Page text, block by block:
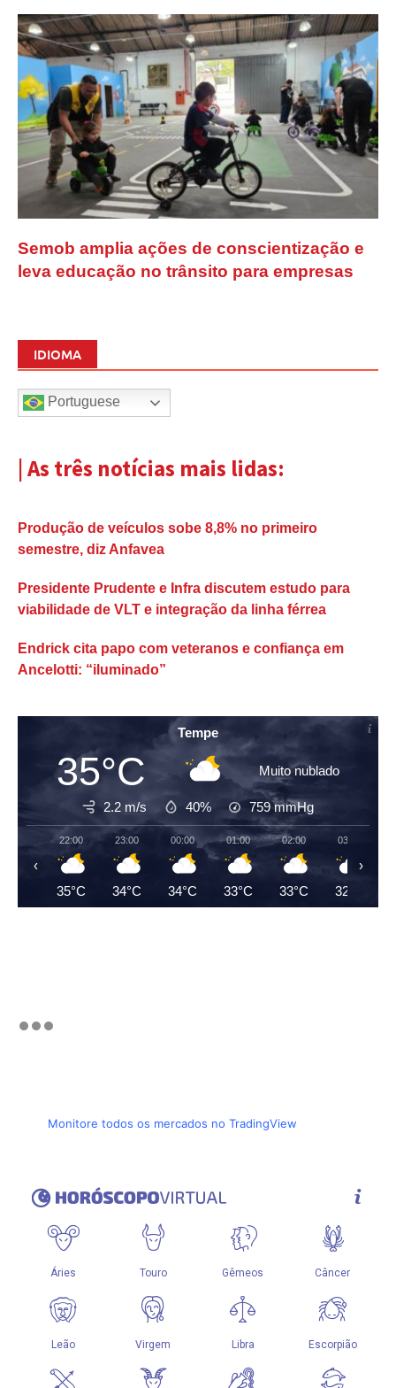
Semob amplia ações de conscientização e
leva educação no trânsito para empresas
IDIOMA
Portuguese
| As três notícias mais lidas:
Produção de veículos sobe 8,8% no primeiro
semestre, diz Anfavea
Presidente Prudente e Infra discutem estudo para
viabilidade de VLT e integração da linha férrea
Endrick cita papo com veteranos e confiança em
Ancelotti: “iluminado”
Tempe
35°C Muito nublado
2.2 m/s 40% 759mmHg
22:00
35°C
23:00
34°C
00:00
34°C
01:00
33°C
02:00
33°C
03:00
32°C
‹ ›
Monitore todos os mercados no TradingView